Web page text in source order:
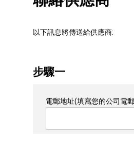
以下訊息將傳送給供應商:
步驟一
電郵地址(填寫您的公司電